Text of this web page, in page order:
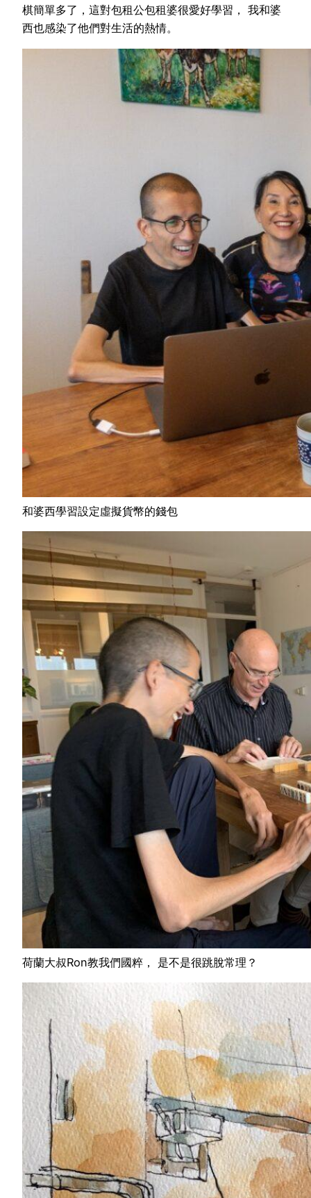
棋簡單多了，這對包租公包租婆很愛好學習， 我和婆
西也感染了他們對生活的熱情。
和婆西學習設定虛擬貨幣的錢包
荷蘭大叔Ron教我們國粹， 是不是很跳脫常理？